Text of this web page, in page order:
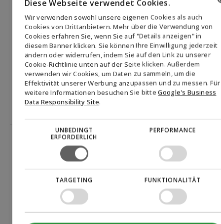
Strategisch entwickelt für den 100%igen Einsatz.
Patentierte Veredelung.
Kann bei niedrigen Temperaturen bis -20°C
verwendet werden.
Nachhaltiges Fahren.
Mehr über B100
Mehr als 100 % CO₂-Reduktion.
ENGLISH
DANISH
GERMAN
NORWEGIAN
SWEDISH
Diese Webseite verwendet Cookies.
Wir verwenden sowohl unsere eigenen Cookies als auch
Cookies von Drittanbietern. Mehr über die Verwendung von
Cookies erfahren Sie, wenn Sie auf "Details anzeigen" in
diesem Banner klicken. Sie können Ihre Einwilligung jederzeit
ändern oder widerrufen, indem Sie auf den Link zu unserer
Cookie-Richtlinie unten auf der Seite klicken. Außerdem
verwenden wir Cookies, um Daten zu sammeln, um die
Effektivität unserer Werbung anzupassen und zu messen. Für
weitere Informationen besuchen Sie bitteGoogle's Business
Data Responsibility Site.
UNBEDINGT
ERFORDERLICH
PERFORMANCE
TARGETING FUNKTIONALITÄT